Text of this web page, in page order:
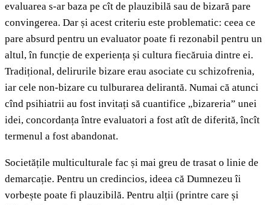
evaluarea s-ar baza pe cît de plauzibilă sau de bizară pare
convingerea. Dar și acest criteriu este problematic: ceea ce
pare absurd pentru un evaluator poate fi rezonabil pentru un
altul, în funcție de experiența și cultura fiecăruia dintre ei.
Tradițional, delirurile bizare erau asociate cu schizofrenia,
iar cele non-bizare cu tulburarea delirantă. Numai că atunci
cînd psihiatrii au fost invitați să cuantifice „bizareria” unei
idei, concordanța între evaluatori a fost atît de diferită, încît
termenul a fost abandonat.
Societățile multiculturale fac și mai greu de trasat o linie de
demarcație. Pentru un credincios, ideea că Dumnezeu îi
vorbește poate fi plauzibilă. Pentru alții (printre care și